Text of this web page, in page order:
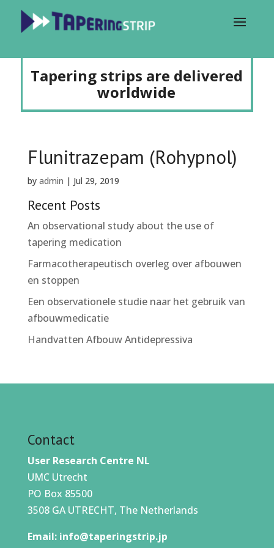
Tapering strips are delivered
worldwide
Flunitrazepam (Rohypnol)
by admin | Jul 29, 2019
Recent Posts
An observational study about the use of
tapering medication
Farmacotherapeutisch overleg over afbouwen
en stoppen
Een observationele studie naar het gebruik van
afbouwmedicatie
Handvatten Afbouw Antidepressiva
Contact
User Research Centre NL
UMC Utrecht
PO Box 85500
3508 GA UTRECHT, The Netherlands
Email: info@taperingstrip.jp